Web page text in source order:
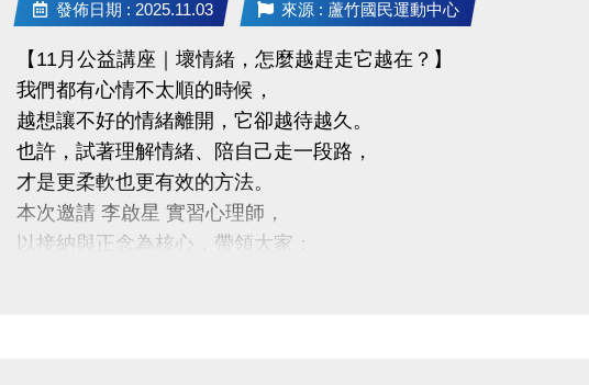
發佈日期 : 2025.11.03 來源 : 蘆竹國民運動中心
【11月公益講座｜壞情緒，怎麼越趕走它越在？】
我們都有心情不太順的時候，
越想讓不好的情緒離開，它卻越待越久。
也許，試著理解情緒、陪自己走一段路，
才是更柔軟也更有效的方法。
本次邀請 李啟星 實習心理師，
以接納與正念為核心，帶領大家：